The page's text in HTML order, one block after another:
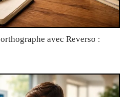
avec Reverso :